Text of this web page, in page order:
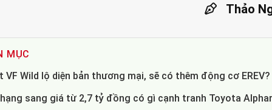
Thảo
MỤC
VF Wild lộ diện bản thương mại, sẽ có thêm động cơ EREV?
sang giá từ 2,7 tỷ đồng có gì cạnh tranh Toyota